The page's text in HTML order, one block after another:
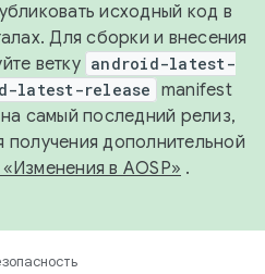
исходный код в
Для сборки и внесения
ветку android-latest-
latest-release manifest
самый последний релиз,
получения дополнительной
в AOSP» .